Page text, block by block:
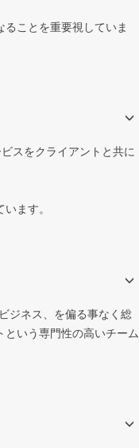
ことを重要視していま
スをクライアントと共に
ます。
ジネス、を偏る事なく総
いう専門性の高いチーム